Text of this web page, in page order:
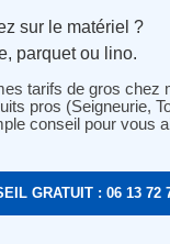
sur le matériel ?
parquet ou lino.
tarifs de gros chez
pros (Seigneurie,
conseil pour vous
GRATUIT : 06 13 72